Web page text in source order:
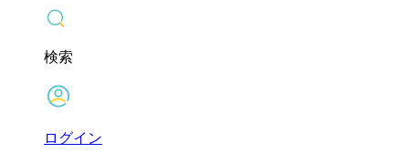
検索
ログイン